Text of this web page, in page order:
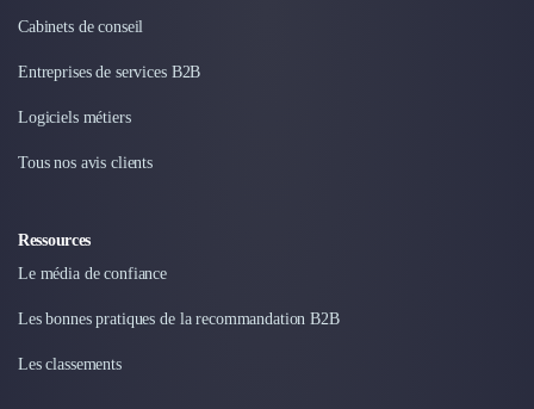
Traiteur & Restauration
Sourcing et Imports
Office Management
Accélérateurs et incubateurs
Gestion Immobilière
Logiciel PropTech
Courtage en Energie
Nettoyage & Ménage
Cabinets de conseil
Entreprises de services B2B
Logiciels métiers
Tous nos avis clients
Ressources
Le média de confiance
Les bonnes pratiques de la recommandation B2B
Les classements